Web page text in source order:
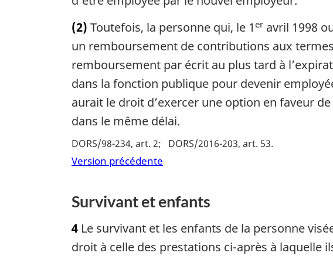
(2) Toutefois, la personne qui, le 1 er avril 1998
un remboursement de contributions aux
remboursement par écrit au plus tard à
dans la fonction publique pour devenir
aurait le droit d’exercer une option en faveur
dans le même délai.
DORS/98-234, art. 2 DORS/2016-203, art. 53
Version précédente
Survivant et enfants
4 Le survivant et les enfants de la personne
droit à celle des prestations ci-après à laquelle